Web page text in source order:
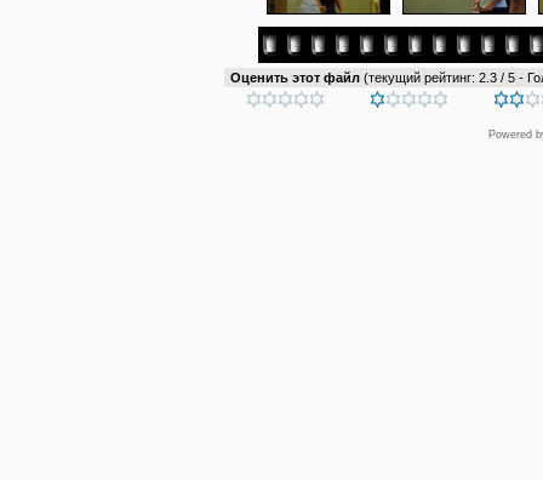
Оценить этот файл (текущий рейтинг: 2.3 / 5 -
Powered